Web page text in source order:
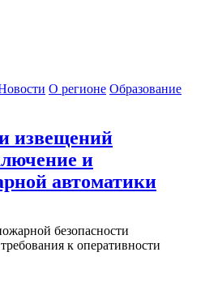
О регионе Образование
извещений
и
автоматики
безопасности
к оперативности